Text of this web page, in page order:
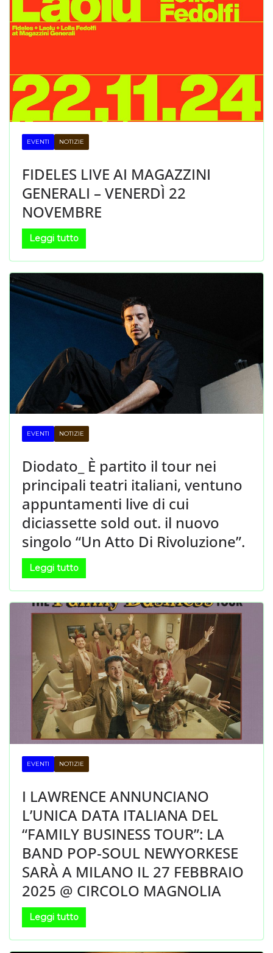
EVENTI NOTIZIE
FIDELES LIVE AI MAGAZZINI
GENERALI – VENERDÌ 22
NOVEMBRE
Leggi tutto
EVENTI NOTIZIE
Diodato_ È partito il tour nei
principali teatri italiani, ventuno
appuntamenti live di cui
diciassette sold out. il nuovo
singolo “Un Atto Di Rivoluzione”.
Leggi tutto
EVENTI NOTIZIE
I LAWRENCE ANNUNCIANO
L’UNICA DATA ITALIANA DEL
“FAMILY BUSINESS TOUR”: LA
BAND POP-SOUL NEWYORKESE
SARÀ A MILANO IL 27 FEBBRAIO
2025 @ CIRCOLO MAGNOLIA
Leggi tutto